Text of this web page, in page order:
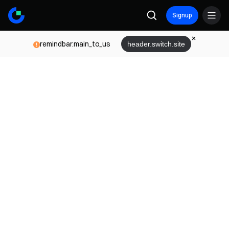
Signup
remindbar.main_to_us header.switch.site